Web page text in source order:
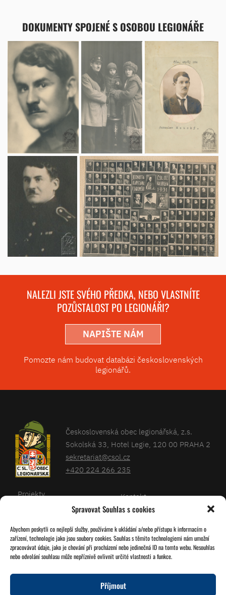
Spravovat Souhlas s cookies
Abychom poskytli co nejlepší služby, používáme k ukládání a/nebo přístupu k informacím o
zařízení, technologie jako jsou soubory cookies. Souhlas s těmito technologiemi nám umožní
zpracovávat údaje, jako je chování při procházení nebo jedinečná ID na tomto webu. Nesouhlas
nebo odvolání souhlasu může nepříznivě ovlivnit určité vlastnosti a funkce.
Příjmout
DOKUMENTY SPOJENÉ S OSOBOU LEGIONÁŘE
NALEZLI JSTE SVÉHO PŘEDKA, NEBO VLASTNÍTE
POZŮSTALOST PO LEGIONÁŘI?
NAPIŠTE NÁM
Pomozte nám budovat databázi československých
legionářů.
Československá obec legionářská, z.s.
Sokolská 33, Hotel Legie, 120 00 PRAHA 2
sekretariat@csol.cz
+420 224 266 235
Projekty
Kalendář
O nás
Kontakt
Databáze legionářů
Pro členy
Zásady cookies